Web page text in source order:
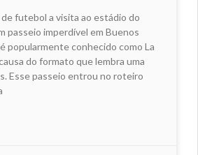
futebol a visita ao estádio do
passeio imperdível em Buenos
popularmente conhecido como La
do formato que lembra uma
Esse passeio entrou no roteiro